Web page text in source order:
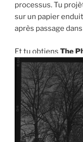
processus. Tu
sur un papier
après passage
Et tu obtiens The